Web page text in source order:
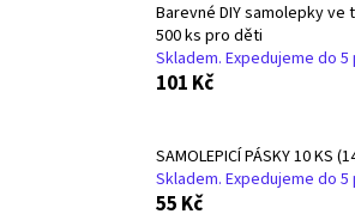
Barevné DIY samolepky ve
500 ks pro děti
Skladem. Expedujeme do 5
101 Kč
SAMOLEPICÍ PÁSKY 10 KS
Skladem. Expedujeme do 5
55 Kč